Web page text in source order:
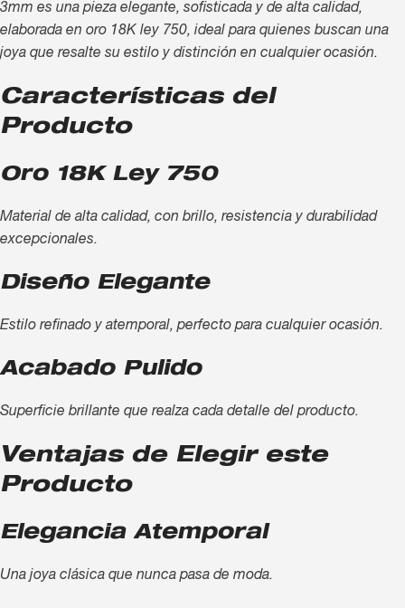
3mm es una pieza elegante, sofisticada y de alta calidad,
elaborada en oro 18K ley 750, ideal para quienes buscan una
joya que resalte su estilo y distinción en cualquier ocasión.
Características del
Producto
Oro 18K Ley 750
Material de alta calidad, con brillo, resistencia y durabilidad
excepcionales.
Diseño Elegante
Estilo refinado y atemporal, perfecto para cualquier ocasión.
Acabado Pulido
Superficie brillante que realza cada detalle del producto.
Ventajas de Elegir este
Producto
Elegancia Atemporal
Una joya clásica que nunca pasa de moda.